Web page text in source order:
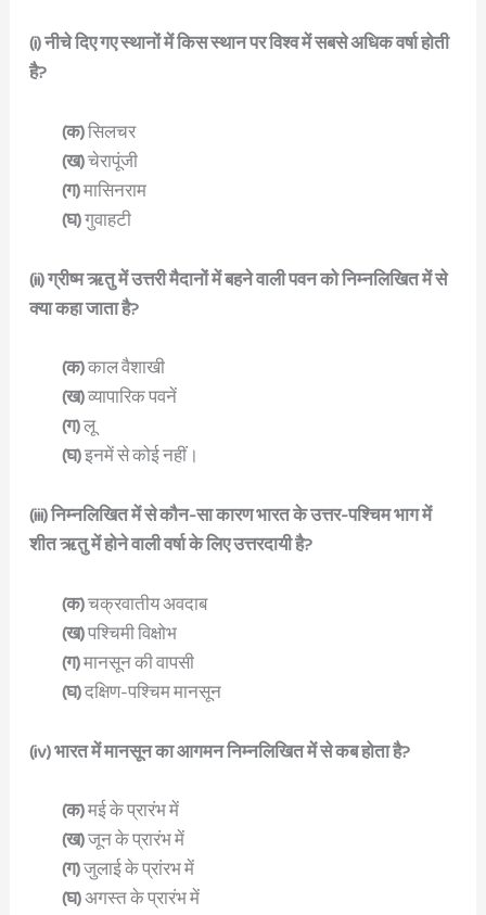
(i) नीचे दिए गए स्थानों में किस स्थान पर विश्व में सबसे अधिक वर्षा होती
है?
(क)सिलचर
(ख)चेरापूंजी
(ग)मासिनराम
(घ)गुवाहटी
(ii) ग्रीष्म ऋतु में उत्तरी मैदानों में बहने वाली पवन को निम्नलिखित में से
क्या कहा जाता है?
(क)काल वैशाखी
(ख)व्यापारिक पवनें
(ग)लू
(घ)इनमें से कोई नहीं।
(iii) निम्नलिखित में से कौन-सा कारण भारत के उत्तर-पश्चिम भाग में
शीत ऋतु में होने वाली वर्षा के लिए उत्तरदायी है?
(क)चक्रवातीय अवदाब
(ख)पश्चिमी विक्षोभ
(ग)मानसून की वापसी
(घ)दक्षिण-पश्चिम मानसून
(iv) भारत में मानसून का आगमन निम्नलिखित में से कब होता है?
(क)मई के प्रारंभ में
(ख)जून के प्रारंभ में
(ग)जुलाई के प्रांरभ में
(घ)अगस्त के प्रारंभ में